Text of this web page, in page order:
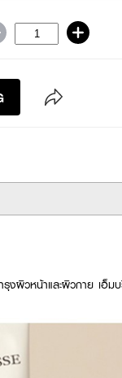
ผิวหน้าและผิวกาย เอ็ม